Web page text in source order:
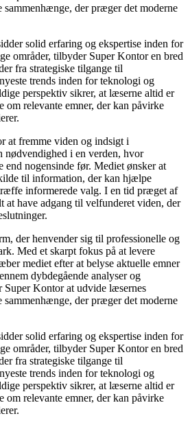
sammenhænge, der præger det moderne
solid erfaring og ekspertise inden for
områder, tilbyder Super Kontor en bred
fra strategiske tilgange til
trends inden for teknologi og
perspektiv sikrer, at læserne altid er
om relevante emner, der kan påvirke
at fremme viden og indsigt i
nødvendighed i en verden, hvor
end nogensinde før. Mediet ønsker at
til information, der kan hjælpe
informerede valg. I en tid præget af
at have adgang til velfunderet viden, der
der henvender sig til professionelle og
Med et skarpt fokus på at levere
mediet efter at belyse aktuelle emner
dybdegående analyser og
Kontor at udvide læsernes
sammenhænge, der præger det moderne
solid erfaring og ekspertise inden for
områder, tilbyder Super Kontor en bred
fra strategiske tilgange til
trends inden for teknologi og
perspektiv sikrer, at læserne altid er
om relevante emner, der kan påvirke